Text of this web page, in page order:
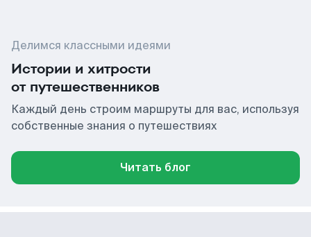
Делимся классными идеями
Истории и хитрости
от путешественников
Каждый день строим маршруты для вас, используя
собственные знания о путешествиях
Читать блог